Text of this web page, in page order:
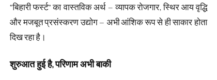
“बिहारी फर्स्ट” का वास्तविक अर्थ – व्यापक रोजगार, स्थिर आय वृद्धि
और मजबूत प्रसंस्करण उद्योग – अभी आंशिक रूप से ही साकार होता
दिख रहा है।
शुरुआत हुई है, परिणाम अभी बाकी